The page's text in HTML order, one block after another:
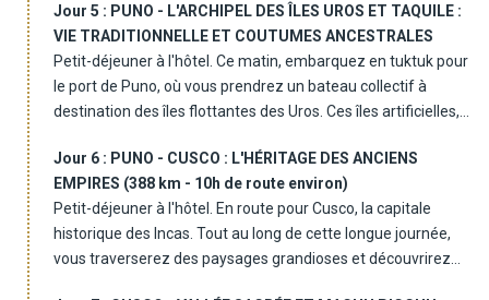
pour découvrir l'art de la filature et du tissage de cette fibre
emblématique des Andes. Puis profiter d'un temps libre pour
découvrir Arequipa à votre rythme. Dîner libre et nuit à l'hôtel.
et d'autres camélidés des Andes dans leur habitat naturel.
Un pique-nique près de la Lagune Lagunillas vous permettra
de profiter d'un moment de calme, immergé dans cette
nature préservée. Continuation vers Puno. Arrivée en fin de
journée, installation à votre hôtel. Dîner libre et nuit à l'hôtel.
Jour 5 : PUNO - L'ARCHIPEL DES ÎLES UROS ET TAQUILE :
VIE TRADITIONNELLE ET COUTUMES ANCESTRALES
Petit-déjeuner à l'hôtel. Ce matin, embarquez en tuktuk pour
le port de Puno, où vous prendrez un bateau collectif à
destination des îles flottantes des Uros. Ces îles artificielles,
de la résilience et de l'ingéniosité de ses habitants. Vous
visiterez ensuite l'île de Taquile, un haut lieu de la culture
quechua. Ici, les habitants continuent de tisser selon des
méthodes ancestrales. Profitez de l'occasion pour échanger
avec eux et découvrir leurs coutumes. Un déjeuner composé
Jour 6 : PUNO - CUSCO : L'HÉRITAGE DES ANCIENS
EMPIRES (388 km - 10h de route environ)
Petit-déjeuner à l'hôtel. En route pour Cusco, la capitale
historique des Incas. Tout au long de cette longue journée,
vous traverserez des paysages grandioses et découvrirez